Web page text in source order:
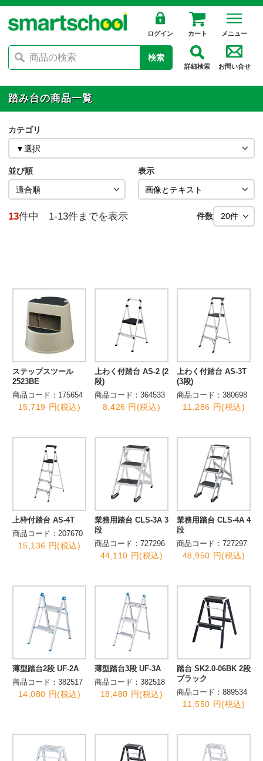
ログイン カート メニュー
検索
詳細検索 お問い合せ
踏み台の商品一覧
カテゴリ
並び順 表示
13件中 1-13件までを表示 件数
ステップスツール
2523BE
商品コード：175654
15,719 円(税込)
上わく付踏台 AS-2 (2
段)
商品コード：364533
8,426 円(税込)
上わく付踏台 AS-3T
(3段)
商品コード：380698
11,286 円(税込)
上枠付踏台 AS-4T
商品コード：207670
15,136 円(税込)
業務用踏台 CLS-3A 3
段
商品コード：727296
44,110 円(税込)
業務用踏台 CLS-4A 4
段
商品コード：727297
48,950 円(税込)
薄型踏台2段 UF-2A
商品コード：382517
14,080 円(税込)
薄型踏台3段 UF-3A
商品コード：382518
18,480 円(税込)
踏台 SK2.0-06BK 2段
ブラック
商品コード：889534
11,550 円(税込)